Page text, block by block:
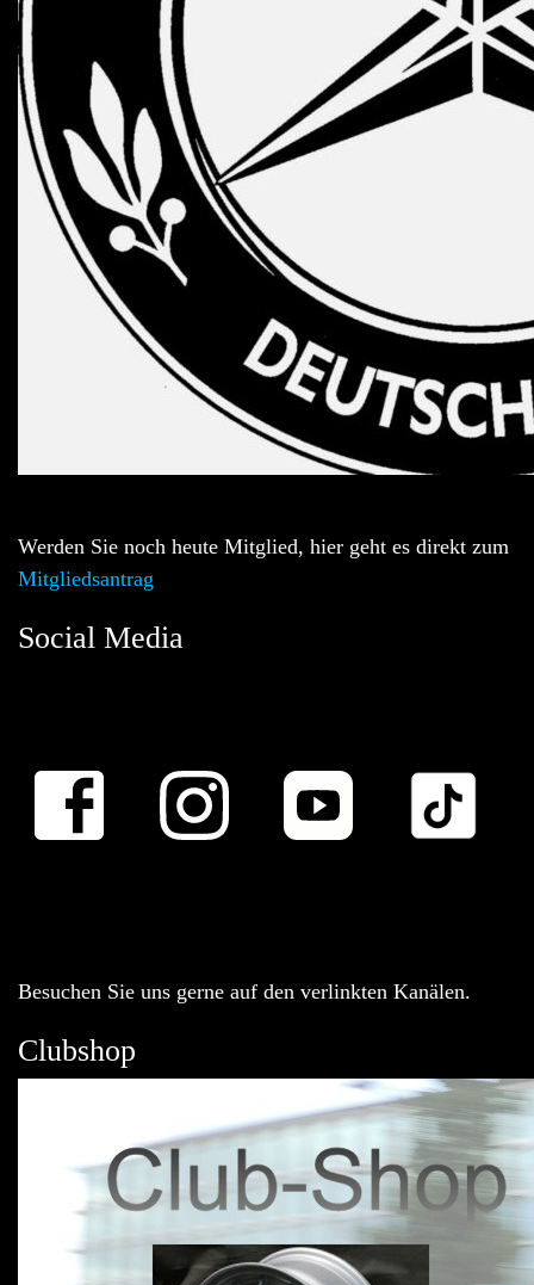
Werden Sie noch heute Mitglied, hier geht es direkt zum
Mitgliedsantrag
Social Media
Besuchen Sie uns gerne auf den verlinkten Kanälen.
Clubshop